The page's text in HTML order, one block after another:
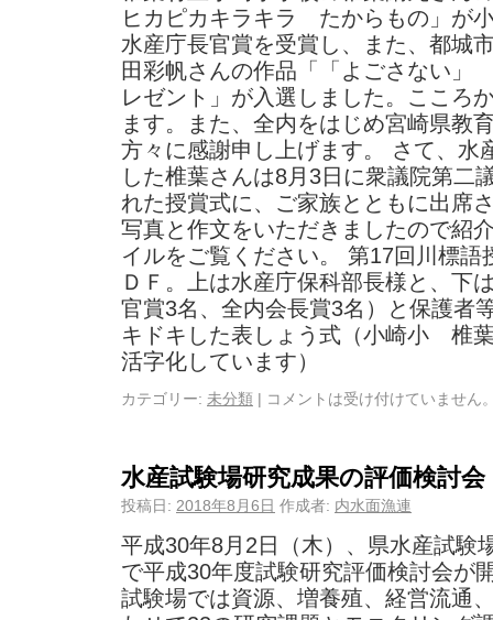
ヒカピカキラキラ たからもの」が
水産庁長官賞を受賞し、また、都城
田彩帆さんの作品「「よごさない
レゼント」が入選しました。こころ
ます。また、全内をはじめ宮崎県教
方々に感謝申し上げます。 さて、水
した椎葉さんは8月3日に衆議院第二
れた授賞式に、ご家族とともに出席
写真と作文をいただきましたので紹
イルをご覧ください。 第17回川標語
ＤＦ。上は水産庁保科部長様と、下
官賞3名、全内会長賞3名）と保護者
キドキした表しょう式（小崎小 椎
活字化しています）
カテゴリー: 未分類 | コメントは受け付けていません
水産試験場研究成果の評価検討会
投稿日: 2018年8月6日 作成者: 内水面漁連
平成30年8月2日（木）、県水産試験
で平成30年度試験研究評価検討会が
試験場では資源、増養殖、経営流通